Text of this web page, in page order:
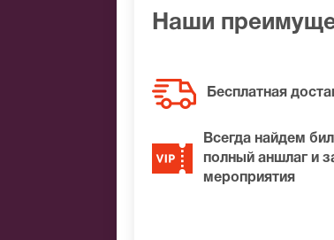
найти нужные билеты на
Наши
Бесплатная
Всегда найдем
полный аншлаг и
мероприятия